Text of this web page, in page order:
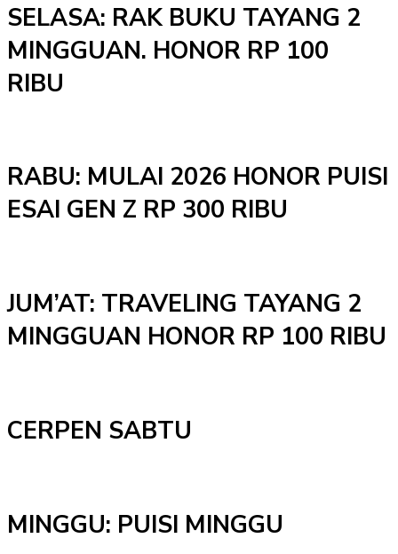
SELASA: RAK BUKU TAYANG 2
MINGGUAN. HONOR RP 100
RIBU
RABU: MULAI 2026 HONOR PUISI
ESAI GEN Z RP 300 RIBU
JUM’AT: TRAVELING TAYANG 2
MINGGUAN HONOR RP 100 RIBU
CERPEN SABTU
MINGGU: PUISI MINGGU